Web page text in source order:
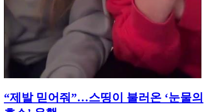
“제발 믿어줘”…스띵이 불러온 ‘눈물의